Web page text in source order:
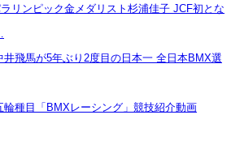
リンピック金メダリスト杉浦佳子 JCF初とな
井飛馬が5年ぶり2度目の日本一 全日本BMX選
輪種目「BMXレーシング」競技紹介動画